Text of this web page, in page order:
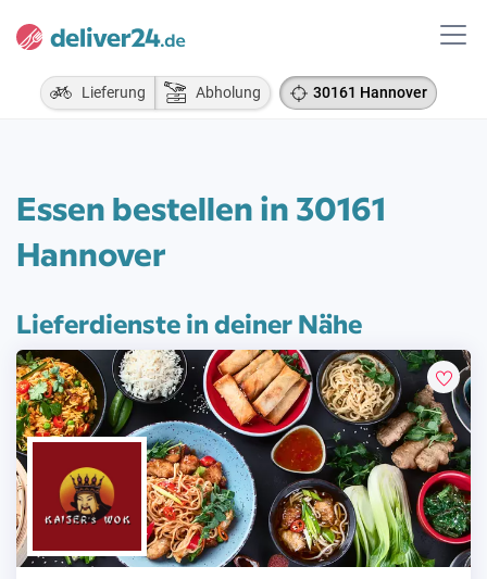
Lieferung Abholung 30161 Hannover
Essen bestellen in 30161
Hannover
Lieferdienste in deiner Nähe